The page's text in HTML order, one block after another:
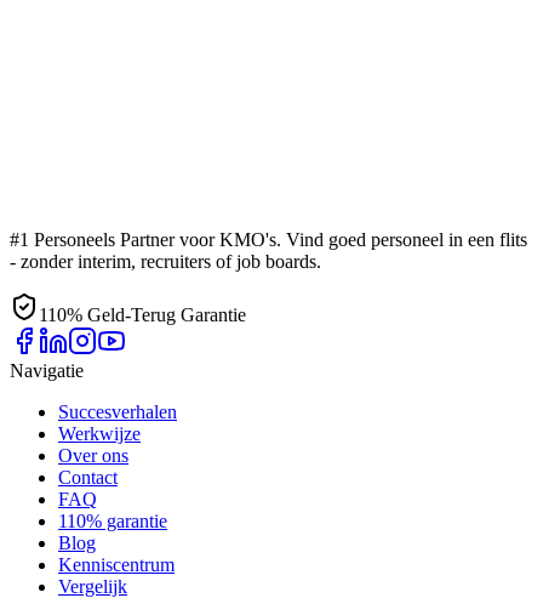
#1 Personeels Partner voor KMO's. Vind goed personeel in een flits
- zonder interim, recruiters of job boards.
110% Geld-Terug Garantie
Navigatie
Succesverhalen
Werkwijze
Over ons
Contact
FAQ
110% garantie
Blog
Kenniscentrum
Vergelijk